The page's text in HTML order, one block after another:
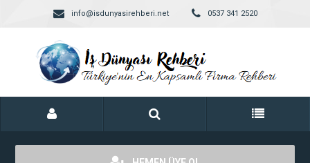
info@isdunyasirehberi.net 0537 341 2520